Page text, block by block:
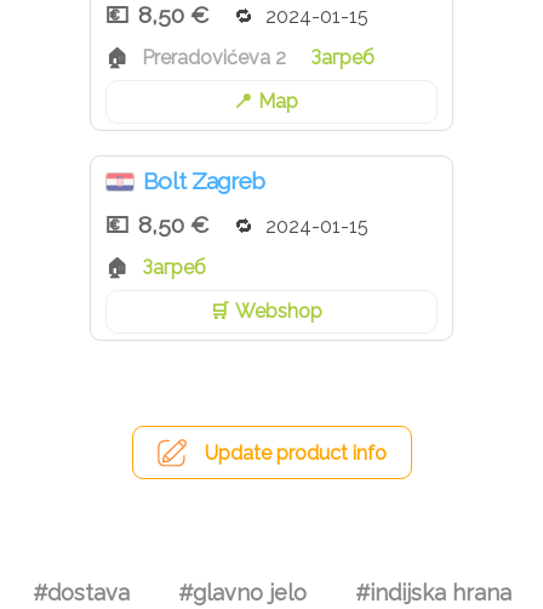
8,50 €
2024-01-15
Preradovićeva 2
Загреб
Map
Bolt Zagreb
8,50 €
2024-01-15
Загреб
Webshop
Update product info
#dostava #glavno jelo #indijska hrana